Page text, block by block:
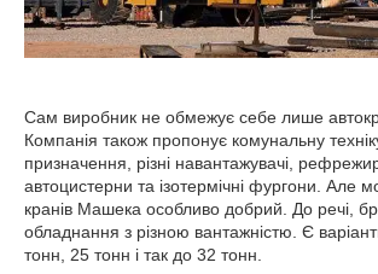
Сам виробник не обмежує себе лише
Компанія також пропонує комунальну
призначення, різні навантажувачі,
автоцистерни та ізотермічні фургони. Але
кранів Машека особливо добрий. До речі,
обладнання з різною вантажністю. Є
тонн, 25 тонн і так до 32 тонн.